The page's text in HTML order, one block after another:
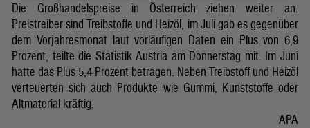
Die Großhandelspreise in Österreich ziehen weiter an.
Preistreiber sind Treibstoffe und Heizöl, im Juli gab es gegenüber
dem Vorjahresmonat laut vorläufigen Daten ein Plus von 6,9
Prozent, teilte die Statistik Austria am Donnerstag mit. Im Juni
hatte das Plus 5,4 Prozent betragen. Neben Treibstoff und Heizöl
verteuerten sich auch Produkte wie Gummi, Kunststoffe oder
Altmaterial kräftig.
APA